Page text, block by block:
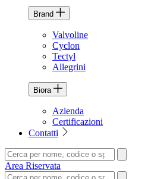
Brand
Valvoline
Cyclon
Tectyl
Allegrini
Biora
Azienda
Certificazioni
Contatti
Area Riservata